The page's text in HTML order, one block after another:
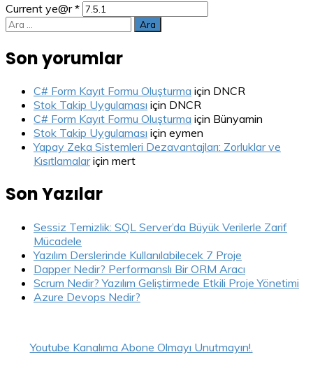
Current ye@r*
Arama:
Son yorumlar
C# Form Kayıt Formu Oluşturma için DNCR
Stok Takip Uygulaması için DNCR
C# Form Kayıt Formu Oluşturma için Bünyamin
Stok Takip Uygulaması için eymen
Yapay Zeka Sistemleri Dezavantajları: Zorluklar ve
Kısıtlamalariçin mert
Son Yazılar
Sessiz Temizlik: SQL Server’da Büyük Verilerle Zarif
Mücadele
Yazılım Derslerinde Kullanılabilecek 7 Proje
Dapper Nedir? Performanslı Bir ORM Aracı
Scrum Nedir? Yazılım Geliştirmede Etkili Proje Yönetimi
Azure Devops Nedir?
Youtube Kanalıma Abone Olmayı Unutmayın!.